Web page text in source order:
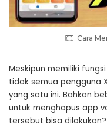
Cara
Meskipun memiliki
tidak semua pengguna
yang satu ini. Bahkan
untuk menghapus app
tersebut bisa